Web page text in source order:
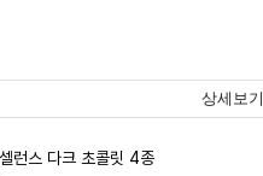
상세보기
런스 다크 초콜릿 4종